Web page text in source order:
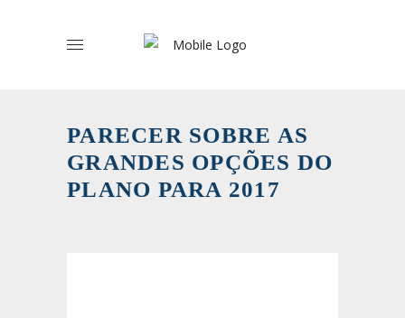
PARECER SOBRE AS
GRANDES OPÇÕES DO
PLANO PARA 2017